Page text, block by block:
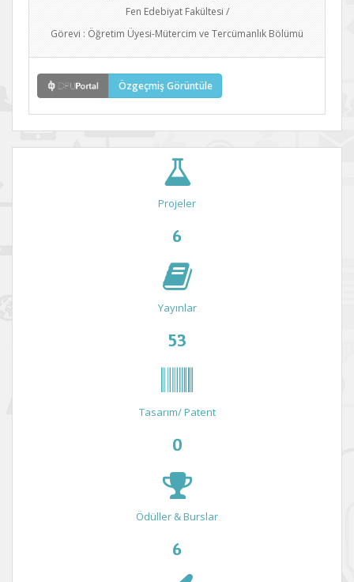
Fen Edebiyat Fakültesi /
Görevi : Öğretim Üyesi-Mütercim ve Tercümanlık Bölümü
Özgeçmiş Görüntüle
Projeler
6
Yayınlar
53
Tasarım/ Patent
0
Ödüller & Burslar
6